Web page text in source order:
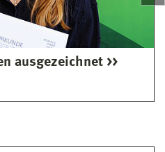
ausgezeichnet